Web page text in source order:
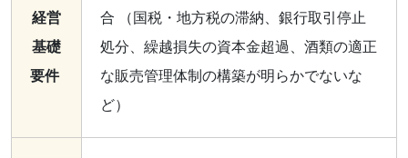
経営
基礎
要件
合 （国税・地方税の滞納、銀行取引停止
処分、繰越損失の資本金超過、酒類の適正
な販売管理体制の構築が明らかでないな
ど）